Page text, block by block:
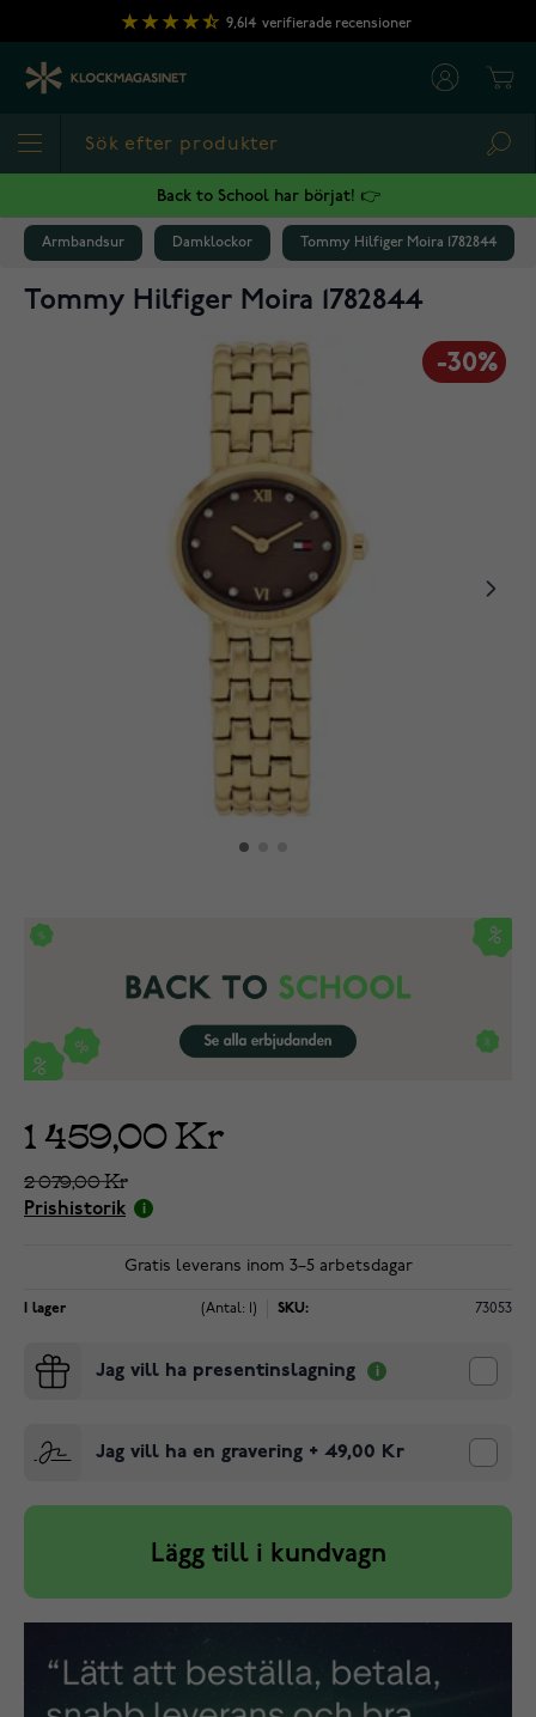
Hoppa till innehållet
9,614 verifierade recensioner
Back to School har börjat! 👉
Armbandsur Damklockor Tommy Hilfiger Moira 1782844
Tommy Hilfiger Moira 1782844
-30%
1 459,00 Kr
2 079,00 Kr
Prishistorik
Gratis leverans inom 3–5 arbetsdagar
I lager (Antal: 1) SKU: 73053
Jag vill ha presentinslagning
Jag vill ha en gravering + 49,00 Kr
Lägg till i kundvagn